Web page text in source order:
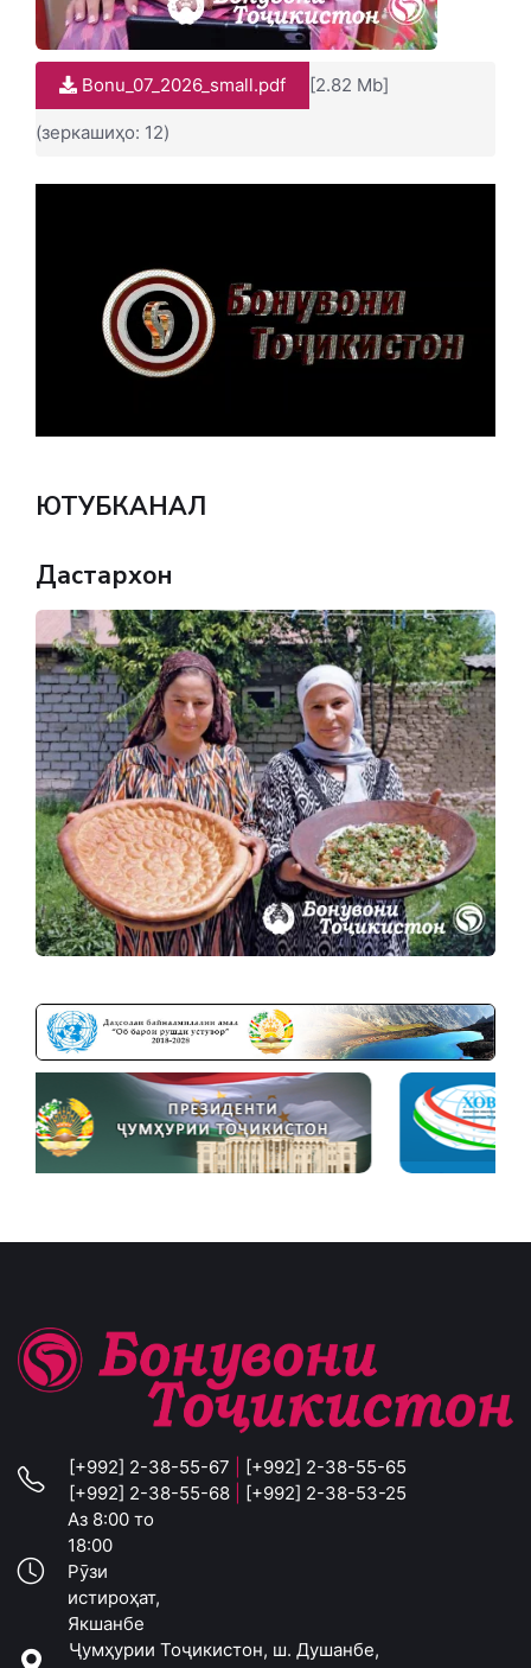
Bonu_07_2026_small.pdf [2.82 Mb]
(зеркашиҳо: 12)
ЮТУБКАНАЛ
Дастархон
[+992] 2-38-55-67
[+992] 2-38-55-65
[+992] 2-38-55-68
[+992] 2-38-53-25
Аз 8:00 то
18:00
Рӯзи
истироҳат,
Якшанбе
Ҷумҳурии Тоҷикистон, ш. Душанбе,